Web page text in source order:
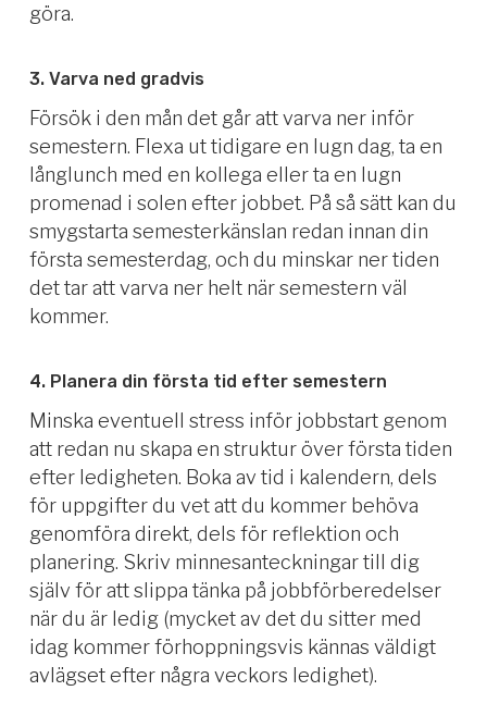
göra.
3. Varva ned gradvis
Försök i den mån det går att varva ner inför
semestern. Flexa ut tidigare en lugn dag, ta en
långlunch med en kollega eller ta en lugn
promenad i solen efter jobbet. På så sätt kan du
smygstarta semesterkänslan redan innan din
första semesterdag, och du minskar ner tiden
det tar att varva ner helt när semestern väl
kommer.
4. Planera din första tid efter semestern
Minska eventuell stress inför jobbstart genom
att redan nu skapa en struktur över första tiden
efter ledigheten. Boka av tid i kalendern, dels
för uppgifter du vet att du kommer behöva
genomföra direkt, dels för reflektion och
planering. Skriv minnesanteckningar till dig
själv för att slippa tänka på jobbförberedelser
när du är ledig (mycket av det du sitter med
idag kommer förhoppningsvis kännas väldigt
avlägset efter några veckors ledighet).